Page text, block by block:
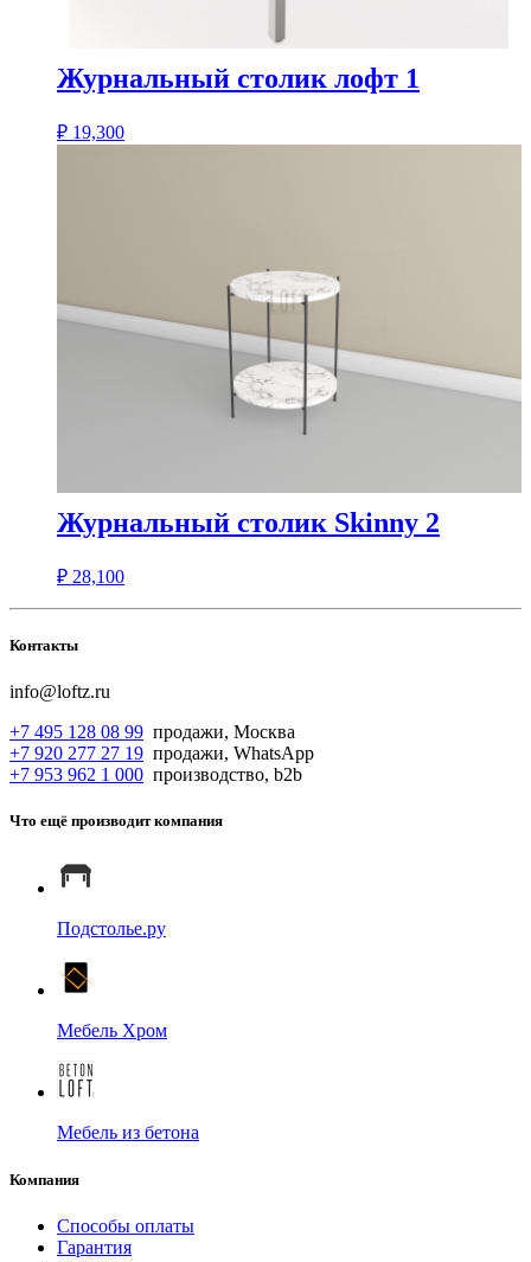
Журнальный столик лофт 1
₽ 19,300
Журнальный столик Skinny 2
₽ 28,100
Контакты
info@loftz.ru
+7 495 128 08 99 продажи, Москва
+7 920 277 27 19 продажи, WhatsApp
+7 953 962 1 000 производство, b2b
Что ещё производит компания
Подстолье.ру
Мебель Хром
Мебель из бетона
Компания
Способы оплаты
Гарантия